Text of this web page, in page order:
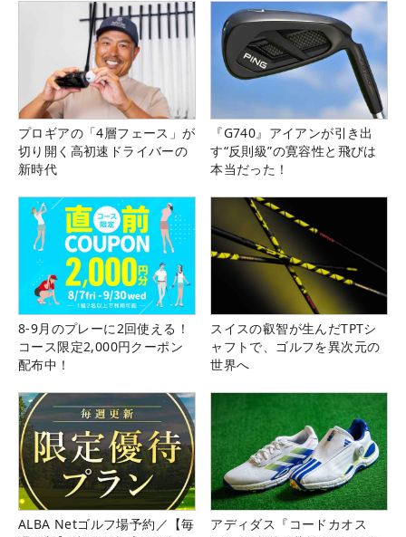
プロギアの「4層フェース」が
切り開く高初速ドライバーの
新時代
『G740』アイアンが引き出
す“反則級”の寛容性と飛びは
本当だった！
8-9月のプレーに2回使える！
コース限定2,000円クーポン
配布中！
スイスの叡智が生んだTPTシ
ャフトで、ゴルフを異次元の
世界へ
ALBA Netゴルフ場予約／【毎
アディダス『コードカオス